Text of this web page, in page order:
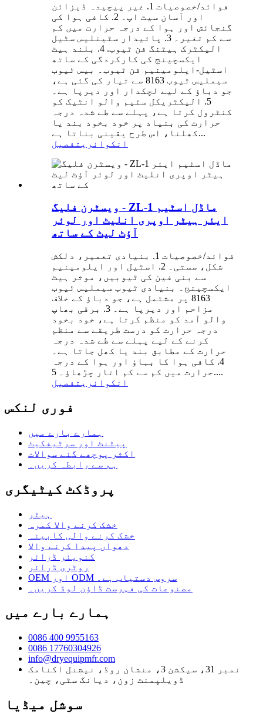
فوائد/خصوصیات 1. غیر پیچیدہ ڈیزائن
اور آسان سیٹ اپ۔ 2. کافی ہوا کی
گنجائش اور ہوا کے درجہ حرارت میں کم
سے کم تغیر۔ 3. پائیدار سٹینلیس سٹیل
الیکٹرک ہیٹنگ فن ٹیوب. 4. بلند ہیٹ
ایکسچینج کی کارکردگی کے ساتھ
اسٹیل-ایلومینیم فن ٹیوب۔ بیس ٹیوب
سیملیس ٹیوب 8163 سے تیار کی گئی ہے،
جو دباؤ کے لیے لچکدار اور دیرپا ہے۔
5. الیکٹریکل سٹیم والو انٹیک کو
کنٹرول کرتا ہے، پہلے سے طے شدہ درجہ
حرارت کی بنیاد پر خود بخود بند یا
کھلنا، اس طرح یقینی بناتا ہے...
انکوائری تفصیل
ویسٹرن فلیگ - ZL-1 ماڈل اسٹیم
ایئر ہیٹر اوپری انلیٹ اور لوئر
آؤٹ لیٹ کے ساتھ
فوائد/خصوصیات 1. بنیادی تعمیر، دلکش
شکل، سستی۔ 2. اسٹیل اور ایلومینیم
سے بنی فین کی ٹیوبیں، موثر ہیٹ
ایکسچینج۔ بنیادی ٹیوب سیملیس ٹیوب
8163 پر مشتمل ہے، جو دباؤ کے خلاف
مزاحم اور دیرپا ہے۔ 3. برقی بھاپ
والو آمد کو منظم کرتا ہے، خود بخود
درجہ حرارت کو درست طریقے سے منظم
کرنے کے لیے پہلے سے طے شدہ درجہ
حرارت کے مطابق بند یا کھل جاتا ہے۔
4. کافی ہوا کا بہاؤ اور ہوا کے درجہ
حرارت میں کم سے کم اتار چڑھاؤ۔ 5....
انکوائری تفصیل
فوری لنکس
ہمارے بارے میں
پیٹنٹ اور سرٹیفکیٹ
اکثر پوچھے گئے سوالات
ہم سے رابطہ کریں۔
پروڈکٹ کیٹیگری
ہیٹر
خشک کرنے والا کمرہ
خشک کرنے والی کابینہ
دھواں پیدا کرنے والا
کنویئر ڈرائر
روٹری ڈرائر
OEM اور ODM سروس دستیاب ہے۔
مصنوعات کی فہرست ڈاؤن لوڈ کریں۔
ہمارے بارے میں
0086 400 9955163
0086 17760304926
info@dryequipmfr.com
نمبر 31، سیکشن 3، منشان روڈ، نیشنل اکنامک
ڈویلپمنٹ زون، دیانگ سٹی، چین۔
سوشل میڈیا